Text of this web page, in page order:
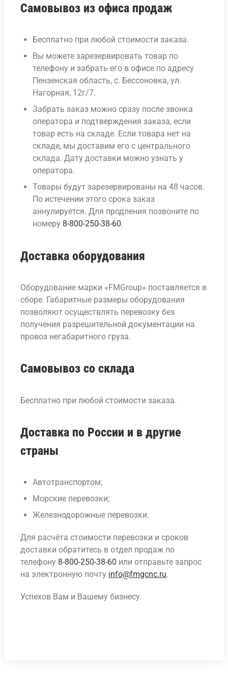
Самовывоз из офиса продаж
Бесплатно при любой стоимости заказа.
Вы можете зарезервировать товар по
телефону и забрать его в офисе по адресу
Пензенская область, с. Бессоновка, ул.
Нагорная, 12г/7.
Забрать заказ можно сразу после звонка
оператора и подтверждения заказа, если
товар есть на складе. Если товара нет на
складе, мы доставим его с центрального
склада. Дату доставки можно узнать у
оператора.
Товары будут зарезервированы на 48 часов.
По истечении этого срока заказ
аннулируется. Для продления позвоните по
номеру 8-800-250-38-60.
Доставка оборудования
Оборудование марки «FMGroup» поставляется в
сборе. Габаритные размеры оборудования
позволяют осуществлять перевозку без
получения разрешительной документации на
провоз негабаритного груза.
Самовывоз со склада
Бесплатно при любой стоимости заказа.
Доставка по России и в другие
страны
Автотранспортом;
Морские перевозки;
Железнодорожные перевозки.
Для расчёта стоимости перевозки и сроков
доставки обратитесь в отдел продаж по
телефону 8-800-250-38-60 или отправьте запрос
на электронную почту info@fmgcnc.ru.
Успехов Вам и Вашему бизнесу.